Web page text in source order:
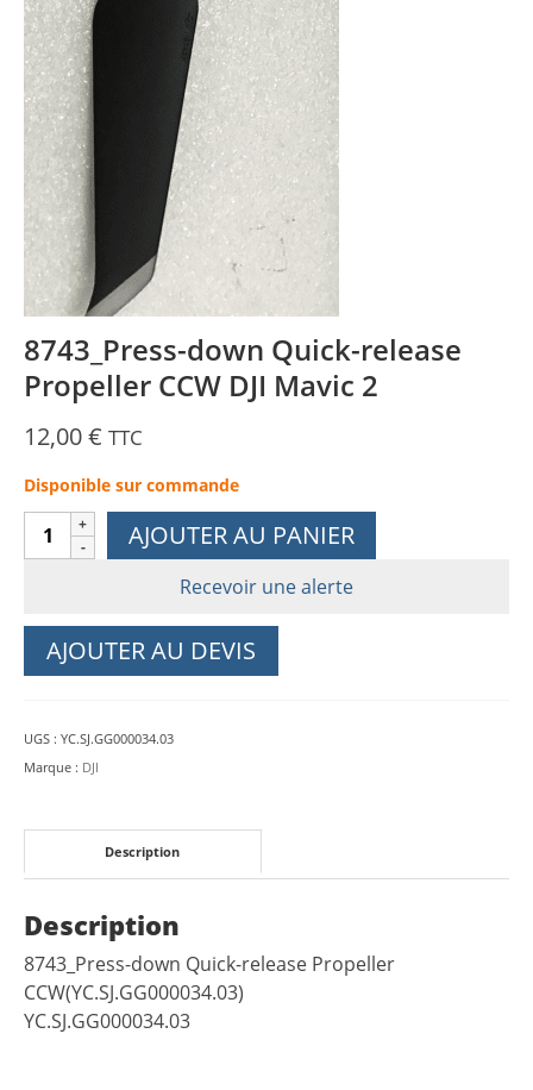
8743_Press-down Quick-release
Propeller CCW DJI Mavic 2
12,00€ TTC
Disponible sur commande
quantité
de
Quick-
release
Mavic
AJOUTER AU PANIER
Recevoir une alerte
AJOUTER AU DEVIS
UGS : YC.SJ.GG000034.03
Marque : DJI
Description
Description
8743_Press-down Quick-release Propeller
CCW(YC.SJ.GG000034.03)
YC.SJ.GG000034.03